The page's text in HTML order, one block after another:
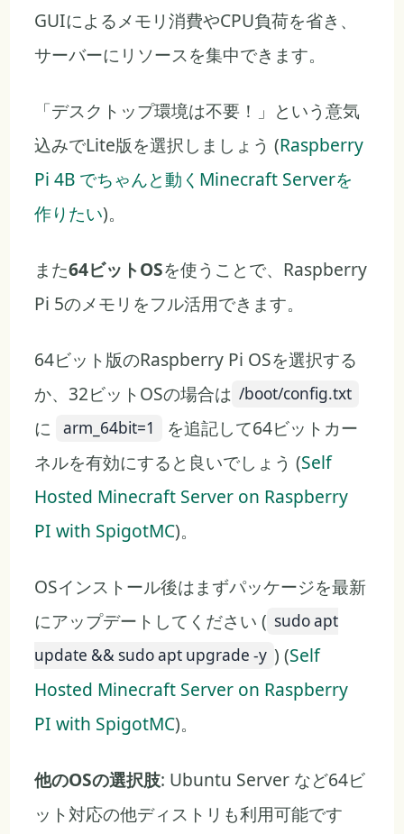
GUIによるメモリ消費やCPU負荷を省き、
サーバーにリソースを集中できます。
「デスクトップ環境は不要！」という意気
込みでLite版を選択しましょう (Raspberry
Pi 4B でちゃんと動くMinecraft Serverを
作りたい)。
また64ビットOSを使うことで、Raspberry
Pi 5のメモリをフル活用できます。
64ビット版のRaspberry Pi OSを選択する
か、32ビットOSの場合は /boot/config.txt
に arm_64bit=1
を追記して64ビットカー
ネルを有効にすると良いでしょう (Self
Hosted Minecraft Server on Raspberry
PI with SpigotMC)。
OSインストール後はまずパッケージを最新
にアップデートしてください ( sudo apt
update && sudo apt upgrade -y ) (Self
Hosted Minecraft Server on Raspberry
PI with SpigotMC)。
他のOSの選択肢: Ubuntu Server など64ビ
ット対応の他ディストリも利用可能です